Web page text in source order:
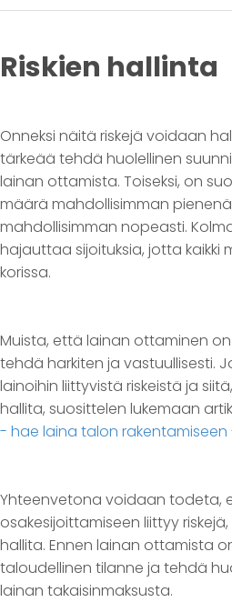
Riskien hallinta
Onneksi näitä riskejä voidaan
tärkeää tehdä huolellinen
lainan ottamista. Toiseksi, on
määrä mahdollisimman
mahdollisimman nopeasti.
hajauttaa sijoituksia, jotta kaikki
korissa.
Muista, että lainan ottaminen on
tehdä harkiten ja vastuullisesti.
lainoihin liittyvistä riskeistä ja
hallita, suosittelen lukemaan
- hae laina talon rakentamiseen
Yhteenvetona voidaan todeta,
osakesijoittamiseen liittyy
hallita. Ennen lainan ottamista
taloudellinen tilanne ja tehdä
lainan takaisinmaksusta.